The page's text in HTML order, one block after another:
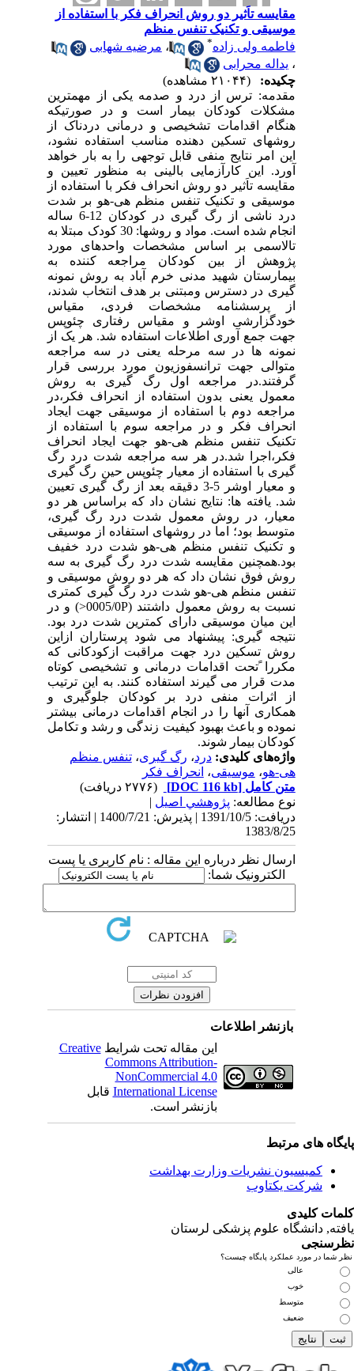
مقایسه تاَثیر دو روش انحراف فکر با استفاده از
موسیقی و تکنیک تنفس منظم
فاطمه ولی زاده* ،مرضیه شهابی
یداله محرابی
چکیده:
مقدمه: ترس از درد و صدمه یکی از مهمترین
مشکلات کودکان بیمار است و در صورتیکه
هنگام اقدامات تشخیصی و درمانی دردناک از
روشهای تسکین دهنده مناسب استفاده نشود،
این امر نتایج منفی قابل توجهی را به بار خواهد
آورد. این کارآزمایی بالینی به منظور تعیین و
مقایسه تاَثیر دو روش انحراف فکر با استفاده از
موسیقی و تکنیک تنفس منظم هی-هو بر شدت
درد ناشی از رگ گیری در کودکان 12-6 ساله
انجام شده است. مواد و روشها: 30 کودک مبتلا به
تالاسمی بر اساس مشخصات واحدهای مورد
پژوهش از بین کودکان مراجعه کننده به
بیمارستان شهید مدنی خرم آباد به روش نمونه
گیری در دسترس ومبتنی بر هدف انتخاب شدند،
از پرسشنامه مشخصات فردی، مقیاس
خودگزارشی اوشر و مقیاس رفتاری چئوپس
جهت جمع آوری اطلاعات استفاده شد. هر یک از
نمونه ها در سه مرحله یعنی در سه مراجعه
متوالی جهت ترانسفوزیون مورد بررسی قرار
گرفتند.در مراجعه اول رگ گیری به روش
معمول یعنی بدون استفاده از انحراف فکر،در
مراجعه دوم با استفاده از موسیقی جهت ایجاد
انحراف فکر و در مراجعه سوم با استفاده از
تکنیک تنفس منظم هی-هو جهت ایجاد انحراف
فکر،اجرا شد.در هر سه مراجعه شدت درد رگ
گیری با استفاده از معیار چئوپس حین رگ گیری
و معیار اوشر 5-3 دقیقه بعد از رگ گیری تعیین
شد. یافته ها: نتایج نشان داد که براساس هر دو
معیار، در روش معمول شدت درد رگ گیری،
متوسط بود؛ اما در روشهای استفاده از موسیقی
و تکنیک تنفس منظم هی-هو شدت درد خفیف
بود.همچنین مقایسه شدت درد رگ گیری به سه
روش فوق نشان داد که هر دو روش موسیقی و
تنفس منظم هی-هو شدت درد رگ گیری کمتری
نسبت به روش معمول داشتند (0005/0P<) و در
این میان موسیقی دارای کمترین شدت درد بود.
نتیجه گیری: پیشنهاد می شود پرستاران ازاین
روش تسکین درد جهت مراقبت ازکودکانی که
مکررا ًتحت اقدامات درمانی و تشخیصی کوتاه
مدت قرار می گیرند استفاده کنند. به این ترتیب
از اثرات منفی درد بر کودکان جلوگیری و
همکاری آنها را در انجام اقدامات درمانی بیشتر
نموده و باعث بهبود کیفیت زندگی و رشد و تکامل
کودکان بیمار شوند.
واژه‌های کلیدی:درد ،رگ گیری،تنفس منظم
هی-هو،موسیقی،انحراف فکر
متن کامل[DOC 116 kb]
نوع مطالعه:پژوهشي اصیل|
دریافت: 1391/10/5 | پذیرش: 1400/7/21 | انتشار:
1383/8/25
ارسال نظر درباره این مقاله : نام کاربری یا پست
الکترونیک شما:
بازنشر اطلاعات
این مقاله تحت شرایطCreative
Commons Attribution-
NonCommercial 4.0
International Licenseقابل
بازنشر است.
های مرتبط
کمیسیون نشریات وزارت بهداشت
شرکت یکتاوب
کلیدی
, دانشگاه علوم پزشکی لرستان
شما در مورد عملکرد پایگاه چیست؟
عالی
خوب
متوسط
ضعیف